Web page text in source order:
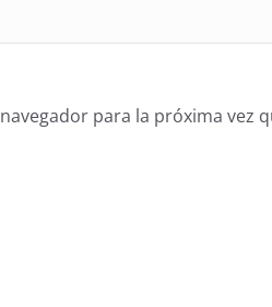
para la próxima vez